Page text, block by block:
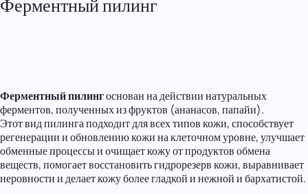
Ферментный пилингоснован на действии натуральных
ферментов, полученных из фруктов (ананасов, папайи).
Этот вид пилинга подходит для всех типов кожи, способствует
регенерации и обновлению кожи на клеточном уровне, улучшает
обменные процессы и очищает кожу от продуктов обмена
веществ, помогает восстановить гидрорезерв кожи, выравнивает
неровности и делает кожу более гладкой и нежной и бархатистой.